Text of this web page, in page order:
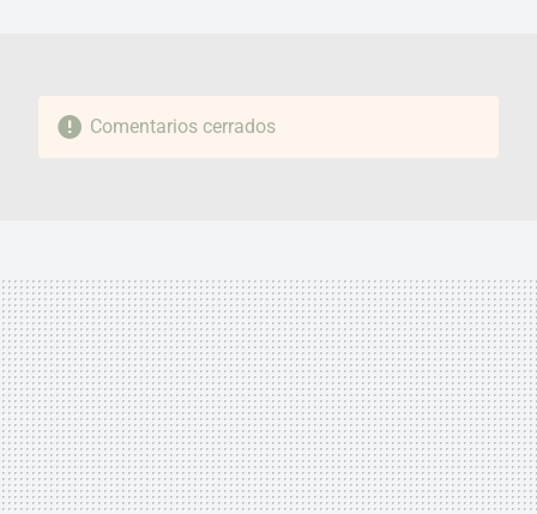
Comentarios cerrados